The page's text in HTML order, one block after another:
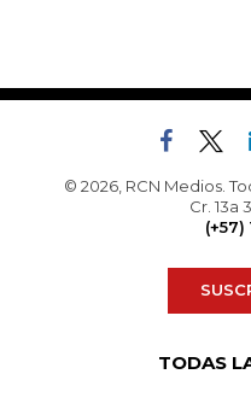
© 2026, RCN Medios.
Cr. 13a
TODAS